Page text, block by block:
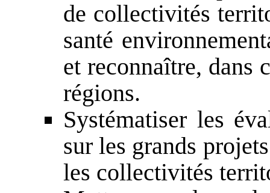
de collectivités
santé
et reconnaître, dans
régions.
Systématiser les
sur les grands
les collectivités